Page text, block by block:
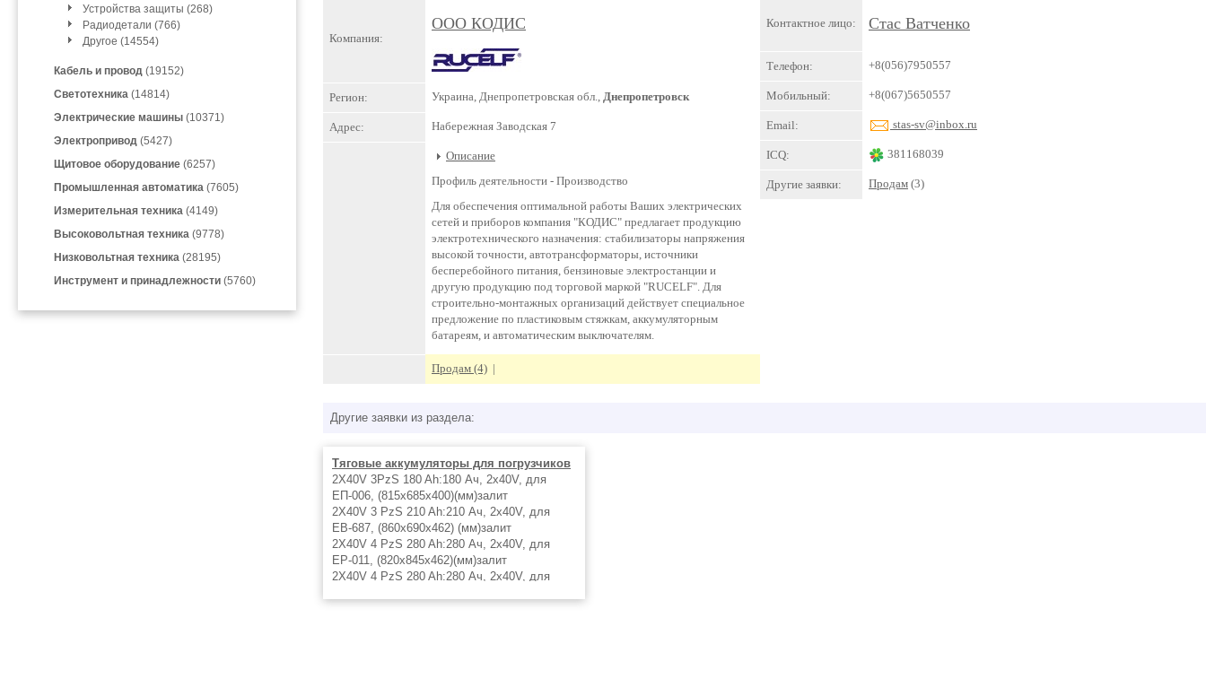
Устройства защиты (268)
Радиодетали (766)
Другое (14554)
Кабель и провод (19152)
Светотехника (14814)
Электрические машины (10371)
Электропривод (5427)
Щитовое оборудование (6257)
Промышленная автоматика (7605)
Измерительная техника (4149)
Высоковольтная техника (9778)
Низковольтная техника (28195)
Инструмент и принадлежности (5760)
Компания:
ООО КОДИС
Регион: Украина, Днепропетровская обл., Днепропетровск
Адрес: Набережная Заводская 7
Описание
Профиль деятельности - Производство
Для обеспечения оптимальной работы Ваших электрических
сетей и приборов компания "КОДИС" предлагает продукцию
электротехнического назначения: стабилизаторы напряжения
высокой точности, автотрансформаторы, источники
бесперебойного питания, бензиновые электростанции и
другую продукцию под торговой маркой "RUCELF". Для
строительно-монтажных организаций действует специальное
предложение по пластиковым стяжкам, аккумуляторным
батареям, и автоматическим выключателям.
Продам (4) |
Контактное лицо: Стас Ватченко
Телефон: +8(056)7950557
Мобильный: +8(067)5650557
Email: stas-sv@inbox.ru
ICQ: 381168039
Другие заявки: Продам (3)
Другие заявки из раздела:
Тяговые аккумуляторы для погрузчиков
2X40V 3PzS 180 Ah:180 Ач, 2х40V, для
ЕП-006, (815x685x400)(мм)залит
2X40V 3 PzS 210 Ah:210 Ач, 2х40V, для
ЕВ-687, (860x690x462) (мм)залит
2X40V 4 PzS 280 Ah:280 Ач, 2х40V, для
ЕР-011, (820х845х462)(мм)залит
2X40V 4 PzS 280 Ah:280 Ач, 2х40V, для